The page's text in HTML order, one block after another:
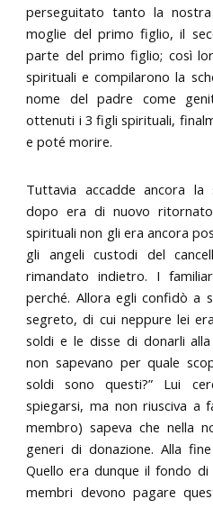
perseguitato tanto la
moglie del primo figlio, il
parte del primo figlio; così
spirituali e compilarono la
nome del padre come
ottenuti i 3 figli spirituali,
e poté morire.
Tuttavia accadde ancora la
dopo era di nuovo
spirituali non gli era ancora
gli angeli custodi del
rimandato indietro. I
perché. Allora egli confidò a
segreto, di cui neppure lei
soldi e le disse di donarli
non sapevano per quale
soldi sono questi?” Lui
spiegarsi, ma non riusciva a
membro) sapeva che nella
generi di donazione. Alla
Quello era dunque il fondo
membri devono pagare